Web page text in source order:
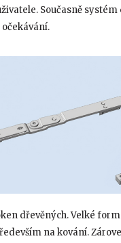
Současně systém
dřevěných. Velké
na kování.